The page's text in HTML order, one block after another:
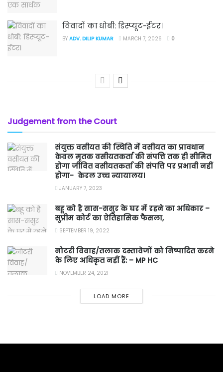
विवादों का धोबी: डिस्प्यूट-ईटर।
BY ADV. DILIP KUMAR MARCH 7, 2026 0
Judgement from the Court
संयुक्त वसीयत की स्थिति में वसीयत का प्रावधान
केवल मृतक वसीयतकर्ता की संपत्ति तक ही सीमित
होगा जीवित वसीयतकर्ता की संपत्ति पर प्रभावी नहीं
होगा- केरल उच्च न्यायालय।
JANUARY 7, 2023
बहू को है सास-ससुर के घर में रहने का अधिकार –
सुप्रीम कोर्ट का ऐतिहासिक फैसला,
SEPTEMBER 19, 2022
नोटरी विवाह/तलाक दस्तावेजों को निष्पादित करने
के लिए अधिकृत नहीं हैं: – MP HC
NOVEMBER 24, 2021
LOAD MORE